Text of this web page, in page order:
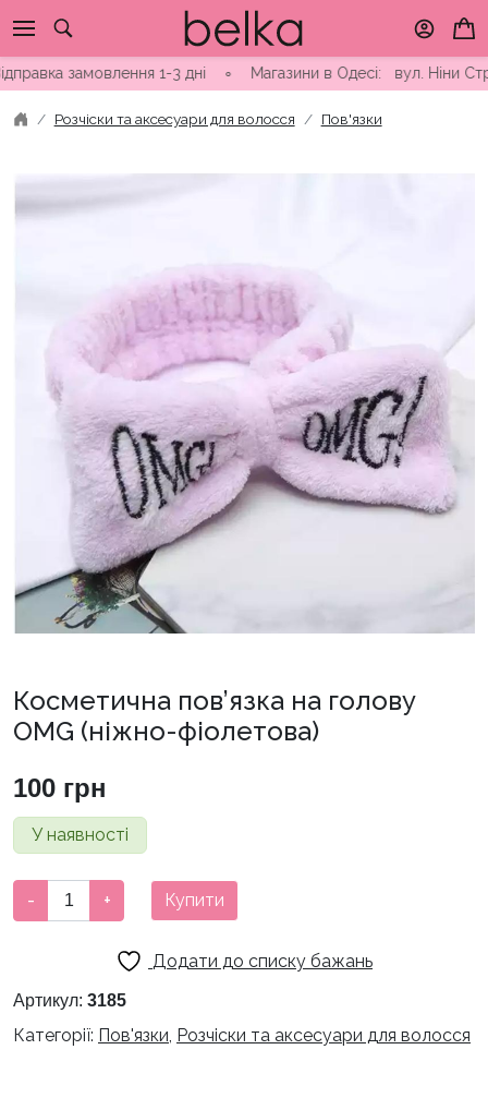
to
contentзамовлення 1-3 дні ∘ Магазини в Одесі: вул. Ніни
Розчіски та аксесуари для волосся Пов'язки
Косметична пов’язка на голову
OMG (ніжно-фіолетова)
100 грн
У наявності
Косметична
пов'язка
OMG
фіолетова)
- + Купити
Додати до списку бажань
Артикул: 3185
Категорії: Пов'язки, Розчіски та аксесуари для волосся